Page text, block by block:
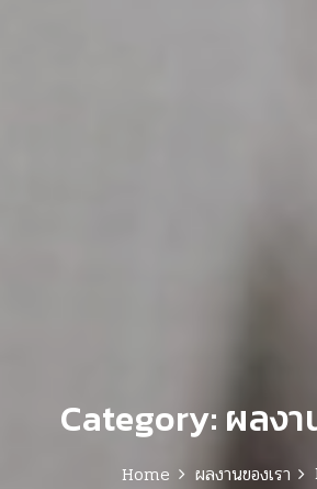
Category: ผลงา
Home ผลงานของเรา